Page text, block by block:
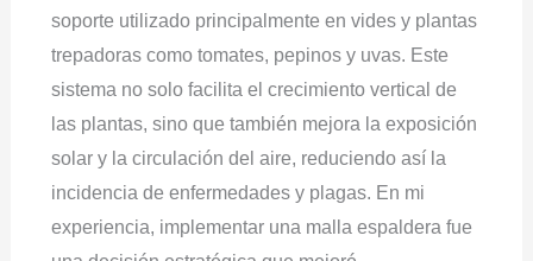
soporte utilizado principalmente en vides y plantas
trepadoras como tomates, pepinos y uvas. Este
sistema no solo facilita el crecimiento vertical de
las plantas, sino que también mejora la exposición
solar y la circulación del aire, reduciendo así la
incidencia de enfermedades y plagas. En mi
experiencia, implementar una malla espaldera fue